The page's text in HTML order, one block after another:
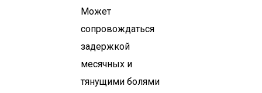
Может
сопровождаться
задержкой
месячных и
тянущими болями